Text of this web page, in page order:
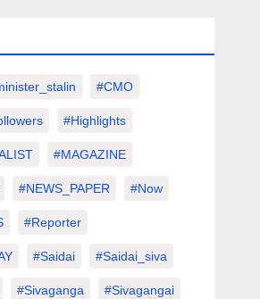
#CMO
#highlights
#MAGAZINE
#NEWS_PAPER #Now
#Reporter
#saidai #saidai_siva
#Sivaganga #sivagangai